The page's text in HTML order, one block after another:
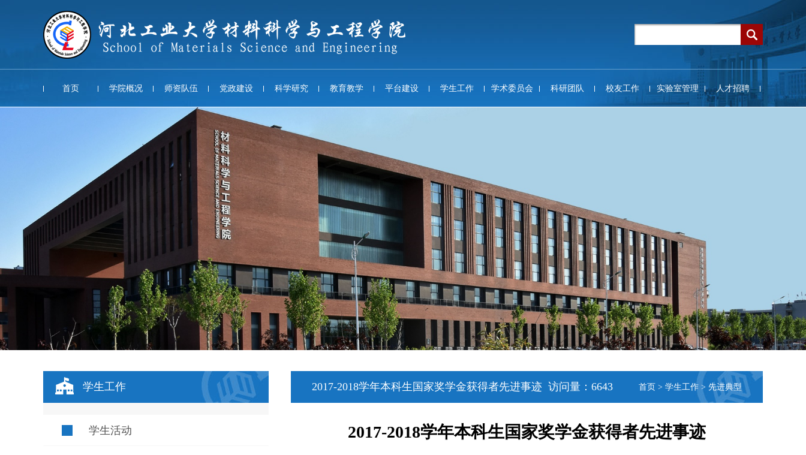
首页 学院概况 师资队伍 党政建设 科学研究 教育教学 平台建设 学生工作 学术委员会 科研团队 校友工作 实验室管理 人才招聘
学生工作
学生活动
2017-2018学年本科生国家奖学金获得者先进事迹 访问量： 6643 首页 > 学生工作 > 先进典型
2017-2018学年本科生国家奖学金获得者先进事迹